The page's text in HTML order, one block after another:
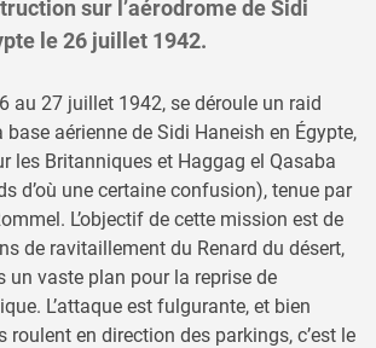
sur l’aérodrome de Sidi
le 26 juillet 1942.
au 27 juillet 1942, se déroule un raid
aérienne de Sidi Haneish en Égypte,
les Britanniques et Haggag el Qasaba
d’où une certaine confusion), tenue par
L’objectif de cette mission est de
de ravitaillement du Renard du désert,
un vaste plan pour la reprise de
L’attaque est fulgurante, et bien
roulent en direction des parkings, c’est le